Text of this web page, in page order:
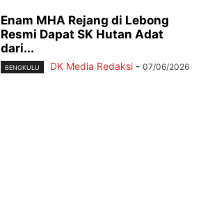
Enam MHA Rejang di Lebong
Resmi Dapat SK Hutan Adat
dari...
BENGKULU DK Media Redaksi - 07/06/2026